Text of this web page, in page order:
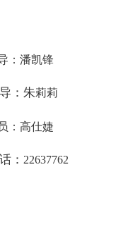
：潘凯锋
：朱莉莉
：高仕婕
： 22637762